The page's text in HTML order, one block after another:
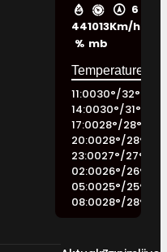
44
%
1013
mb
6
Km/h
11:0030°/32°
14:0030°/31°
17:0028°/28°
20:0028°/28°
23:0027°/27°
02:0026°/26°
05:0025°/25°
08:0028°/28°